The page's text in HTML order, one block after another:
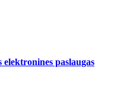
paslaugas